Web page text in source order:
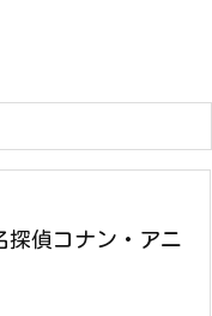
探偵コナン・アニ